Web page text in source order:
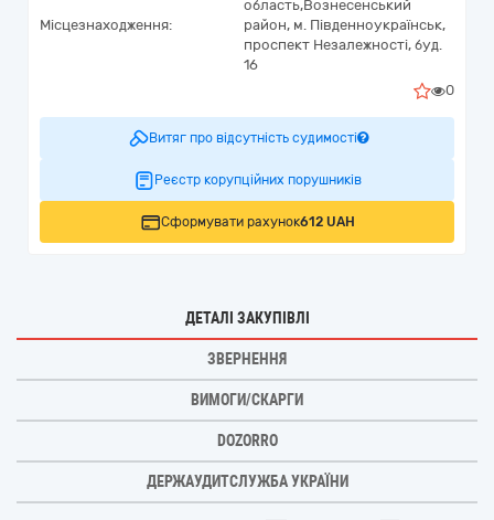
Місцезнаходження:
область,Вознесенський
район, м. Південноукраїнськ,
проспект Незалежності, буд.
16
0
Витяг про відсутність судимості
Реєстр корупційних порушників
Сформувати рахунок612 UAH
ДЕТАЛІ ЗАКУПІВЛІ
ЗВЕРНЕННЯ
ВИМОГИ/СКАРГИ
DOZORRO
ДЕРЖАУДИТСЛУЖБА УКРАЇНИ